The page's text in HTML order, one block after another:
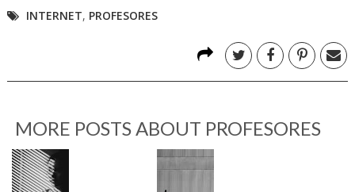
INTERNET, PROFESORES
MORE POSTS ABOUT PROFESORES